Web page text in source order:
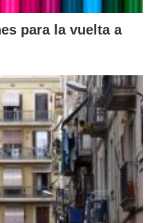
para la vuelta a